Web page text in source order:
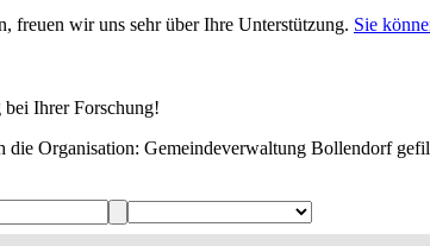
freuen wir uns sehr über Ihre Unterstützung. Sie
Ihrer Forschung!
die Organisation: Gemeindeverwaltung Bollendorf